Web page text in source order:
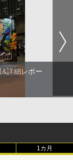
&詳細レポー
1カ月